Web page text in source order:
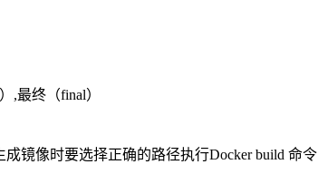
） ,最终（final）
镜像时要选择正确的路径执行Docker build命令